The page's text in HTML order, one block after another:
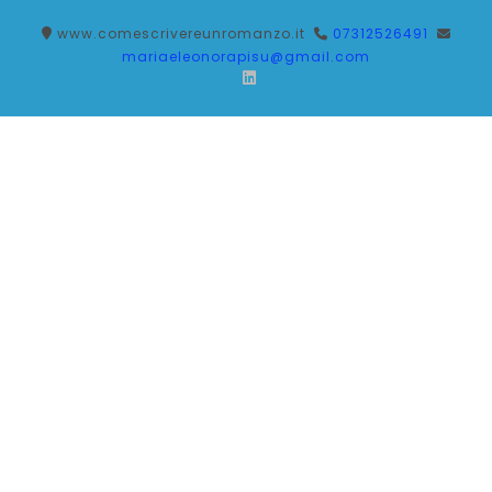
www.comescrivereunromanzo.it
07312526491
mariaeleonorapisu@gmail.com